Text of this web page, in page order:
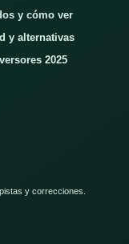
y cómo ver
y alternativas
2025
y correcciones.